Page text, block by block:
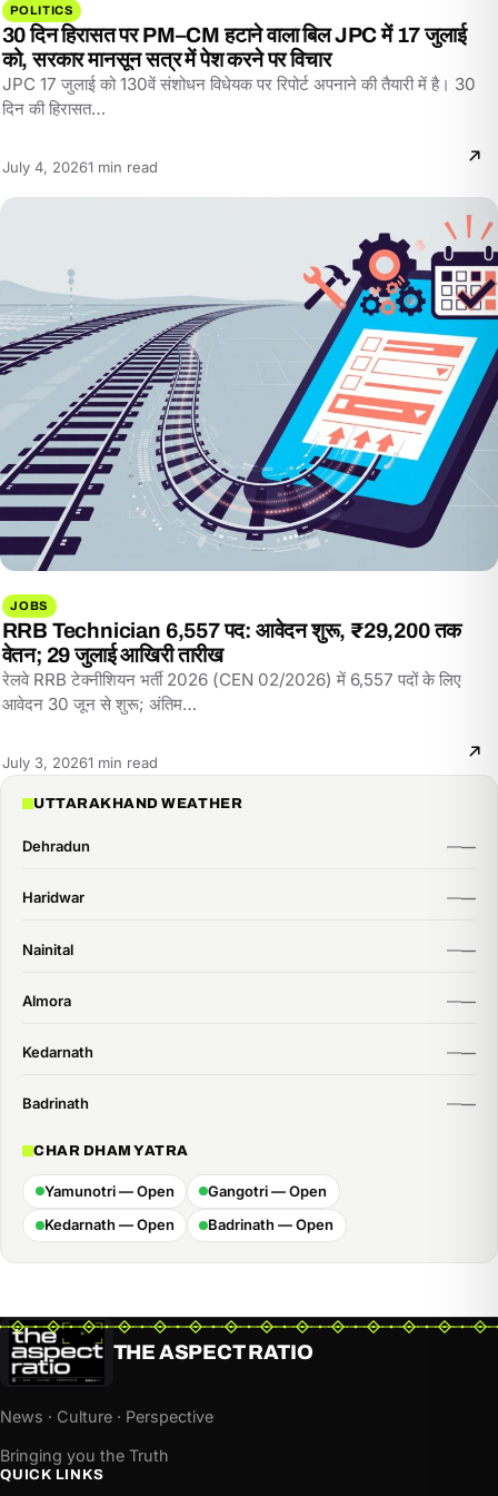
POLITICS
30 दिन हिरासत पर PM–CM हटाने वाला बिल JPC में 17 जुलाई
को, सरकार मानसून सत्र में पेश करने पर विचार
JPC 17 जुलाई को 130वें संशोधन विधेयक पर रिपोर्ट अपनाने की तैयारी में है। 30
दिन की हिरासत…
July 4, 2026Reading
1 min read
JOBS
RRB Technician 6,557 पद: आवेदन शुरू, ₹29,200 तक
वेतन; 29 जुलाई आखिरी तारीख
रेलवे RRB टेक्नीशियन भर्ती 2026 (CEN 02/2026) में 6,557 पदों के लिए
आवेदन 30 जून से शुरू; अंतिम…
July 3, 2026Reading
1 min read
UTTARAKHAND WEATHER
Dehradun
Haridwar
Nainital
Almora
Kedarnath
Badrinath
CHAR DHAM YATRA
Yamunotri — Open
Gangotri — Open
Kedarnath — Open
Badrinath — Open
THE ASPECT RATIO
News · Culture · Perspective
Bringing you the Truth
QUICK LINKS